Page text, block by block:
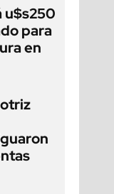
u$s250
para
en